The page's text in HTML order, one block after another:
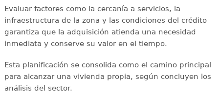
Evaluar factores como la cercanía a servicios, la
infraestructura de la zona y las condiciones del crédito
garantiza que la adquisición atienda una necesidad
inmediata y conserve su valor en el tiempo.
Esta planificación se consolida como el camino principal
para alcanzar una vivienda propia, según concluyen los
análisis del sector.